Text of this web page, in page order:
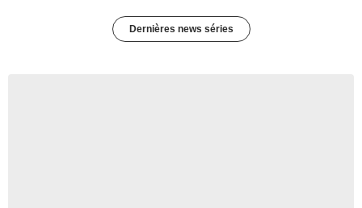
Dernières news séries